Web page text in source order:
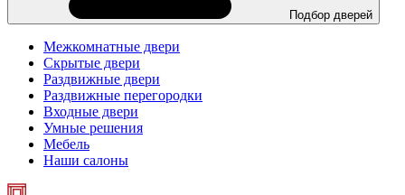
Подбор дверей
Межкомнатные двери
Скрытые двери
Раздвижные двери
Раздвижные перегородки
Входные двери
Умные решения
Мебель
Наши салоны